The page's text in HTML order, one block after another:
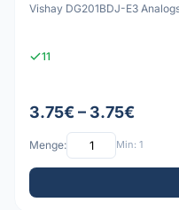
Vishay DG201BDJ-E3
11
3.75€ – 3.75€
Menge: Min: 1